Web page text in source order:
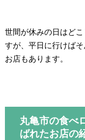
世間が休みの日はど
すが、平日に行けば
お店もあります。
丸亀市の食べ
ばれたお店の